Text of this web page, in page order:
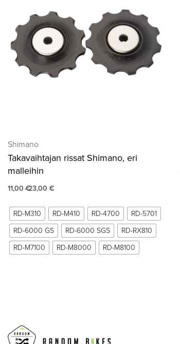
Shimano
Takavaihtajan rissat Shimano, eri
malleihin
11,00€23,00 €
RD-M310 RD-M410 RD-4700
RD-5701
RD-6000 GS
RD-6000 SGS
RD-RX810
RD-M7100
RD-M8000 RD-M8100